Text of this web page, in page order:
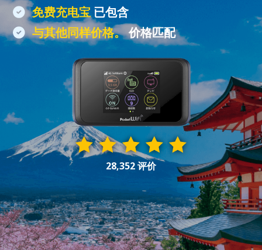
免费充电宝已包含
与其他同样价格。价格匹配
28,352 评价